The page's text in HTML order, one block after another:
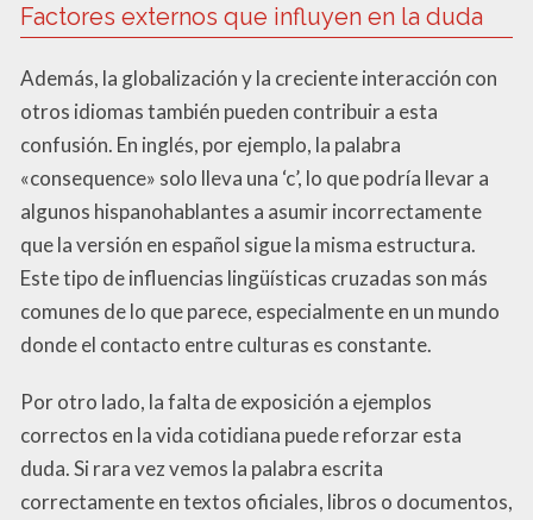
Factores externos que influyen en la duda
Además, la globalización y la creciente interacción con
otros idiomas también pueden contribuir a esta
confusión. En inglés, por ejemplo, la palabra
«consequence» solo lleva una ‘c’, lo que podría llevar a
algunos hispanohablantes a asumir incorrectamente
que la versión en español sigue la misma estructura.
Este tipo de influencias lingüísticas cruzadas son más
comunes de lo que parece, especialmente en un mundo
donde el contacto entre culturas es constante.
Por otro lado, la falta de exposición a ejemplos
correctos en la vida cotidiana puede reforzar esta
duda. Si rara vez vemos la palabra escrita
correctamente en textos oficiales, libros o documentos,